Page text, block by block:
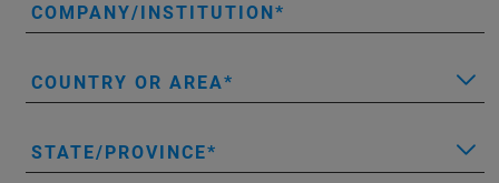
COMPANY/INSTITUTION
COUNTRY OR AREA
STATE/PROVINCE